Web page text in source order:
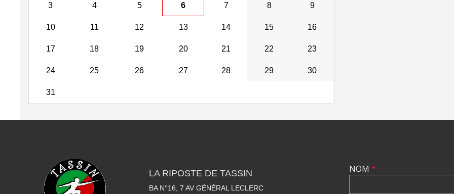
3 4 5 6 7 8 9
10 11 12 13 14 15 16
17 18 19 20 21 22 23
24 25 26 27 28 29 30
31
LA RIPOSTE DE TASSIN
BA N°16, 7 AV GÉNÉRAL LECLERC
NOM *